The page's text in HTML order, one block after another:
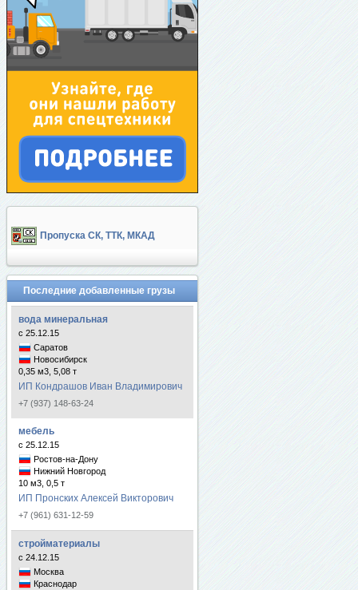
Пропуска СК, ТТК, МКАД
Последние добавленные грузы
вода минеральная
с 25.12.15
Саратов
Новосибирск
0,35 м3, 5,08 т
ИП Кондрашов Иван Владимирович
+7 (937) 148-63-24
мебель
с 25.12.15
Ростов-на-Дону
Нижний Новгород
10 м3, 0,5 т
ИП Пронских Алексей Викторович
+7 (961) 631-12-59
стройматериалы
с 24.12.15
Москва
Краснодар